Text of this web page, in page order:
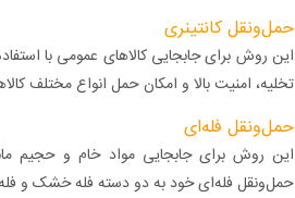
حمل‌ونقل کانتینری
این روش برای جابجایی کالاهای عمومی با
تخلیه، امنیت بالا و امکان حمل انواع مختلف
حمل‌ونقل فله‌ای
این روش برای جابجایی مواد خام و حجیم
حمل‌ونقل فله‌ای خود به دو دسته فله خشک و